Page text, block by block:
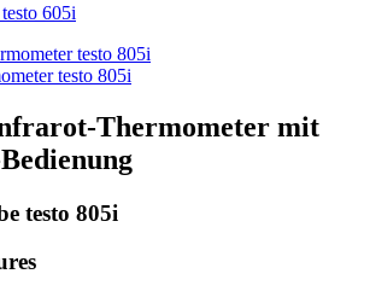
605i
testo 805i
Thermometer mit
testo 805i